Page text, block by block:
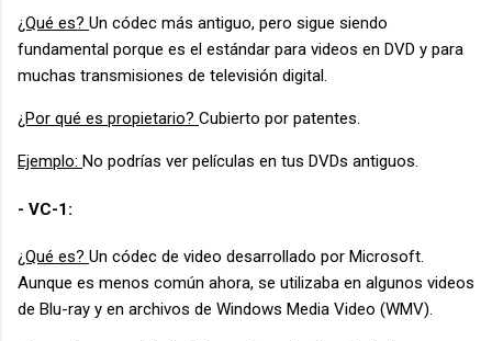
¿Qué es? Un códec más antiguo, pero sigue siendo
fundamental porque es el estándar para videos en DVD y para
muchas transmisiones de televisión digital.
¿Por qué es propietario? Cubierto por patentes.
Ejemplo: No podrías ver películas en tus DVDs antiguos.
- VC-1:
¿Qué es? Un códec de video desarrollado por Microsoft.
Aunque es menos común ahora, se utilizaba en algunos videos
de Blu-ray y en archivos de Windows Media Video (WMV).